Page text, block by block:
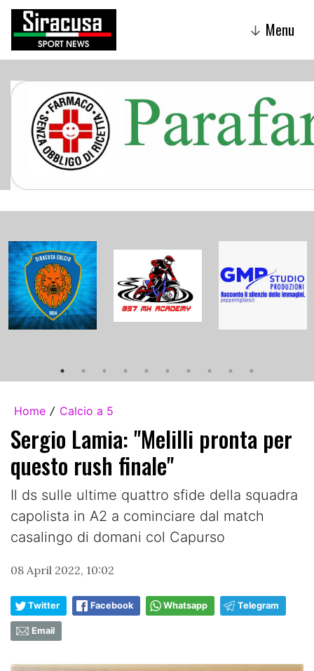
↓ Menu
Home / Calcio a 5
Sergio Lamia: "Melilli pronta per
questo rush finale"
Il ds sulle ultime quattro sfide della squadra
capolista in A2 a cominciare dal match
casalingo di domani col Capurso
08 April 2022, 10:02
Twitter Facebook Whatsapp Telegram
Email